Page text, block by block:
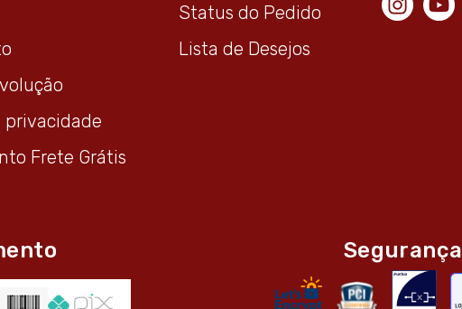
privacidade
Frete Grátis
Status do Pedido
Lista de Desejos
Segurança